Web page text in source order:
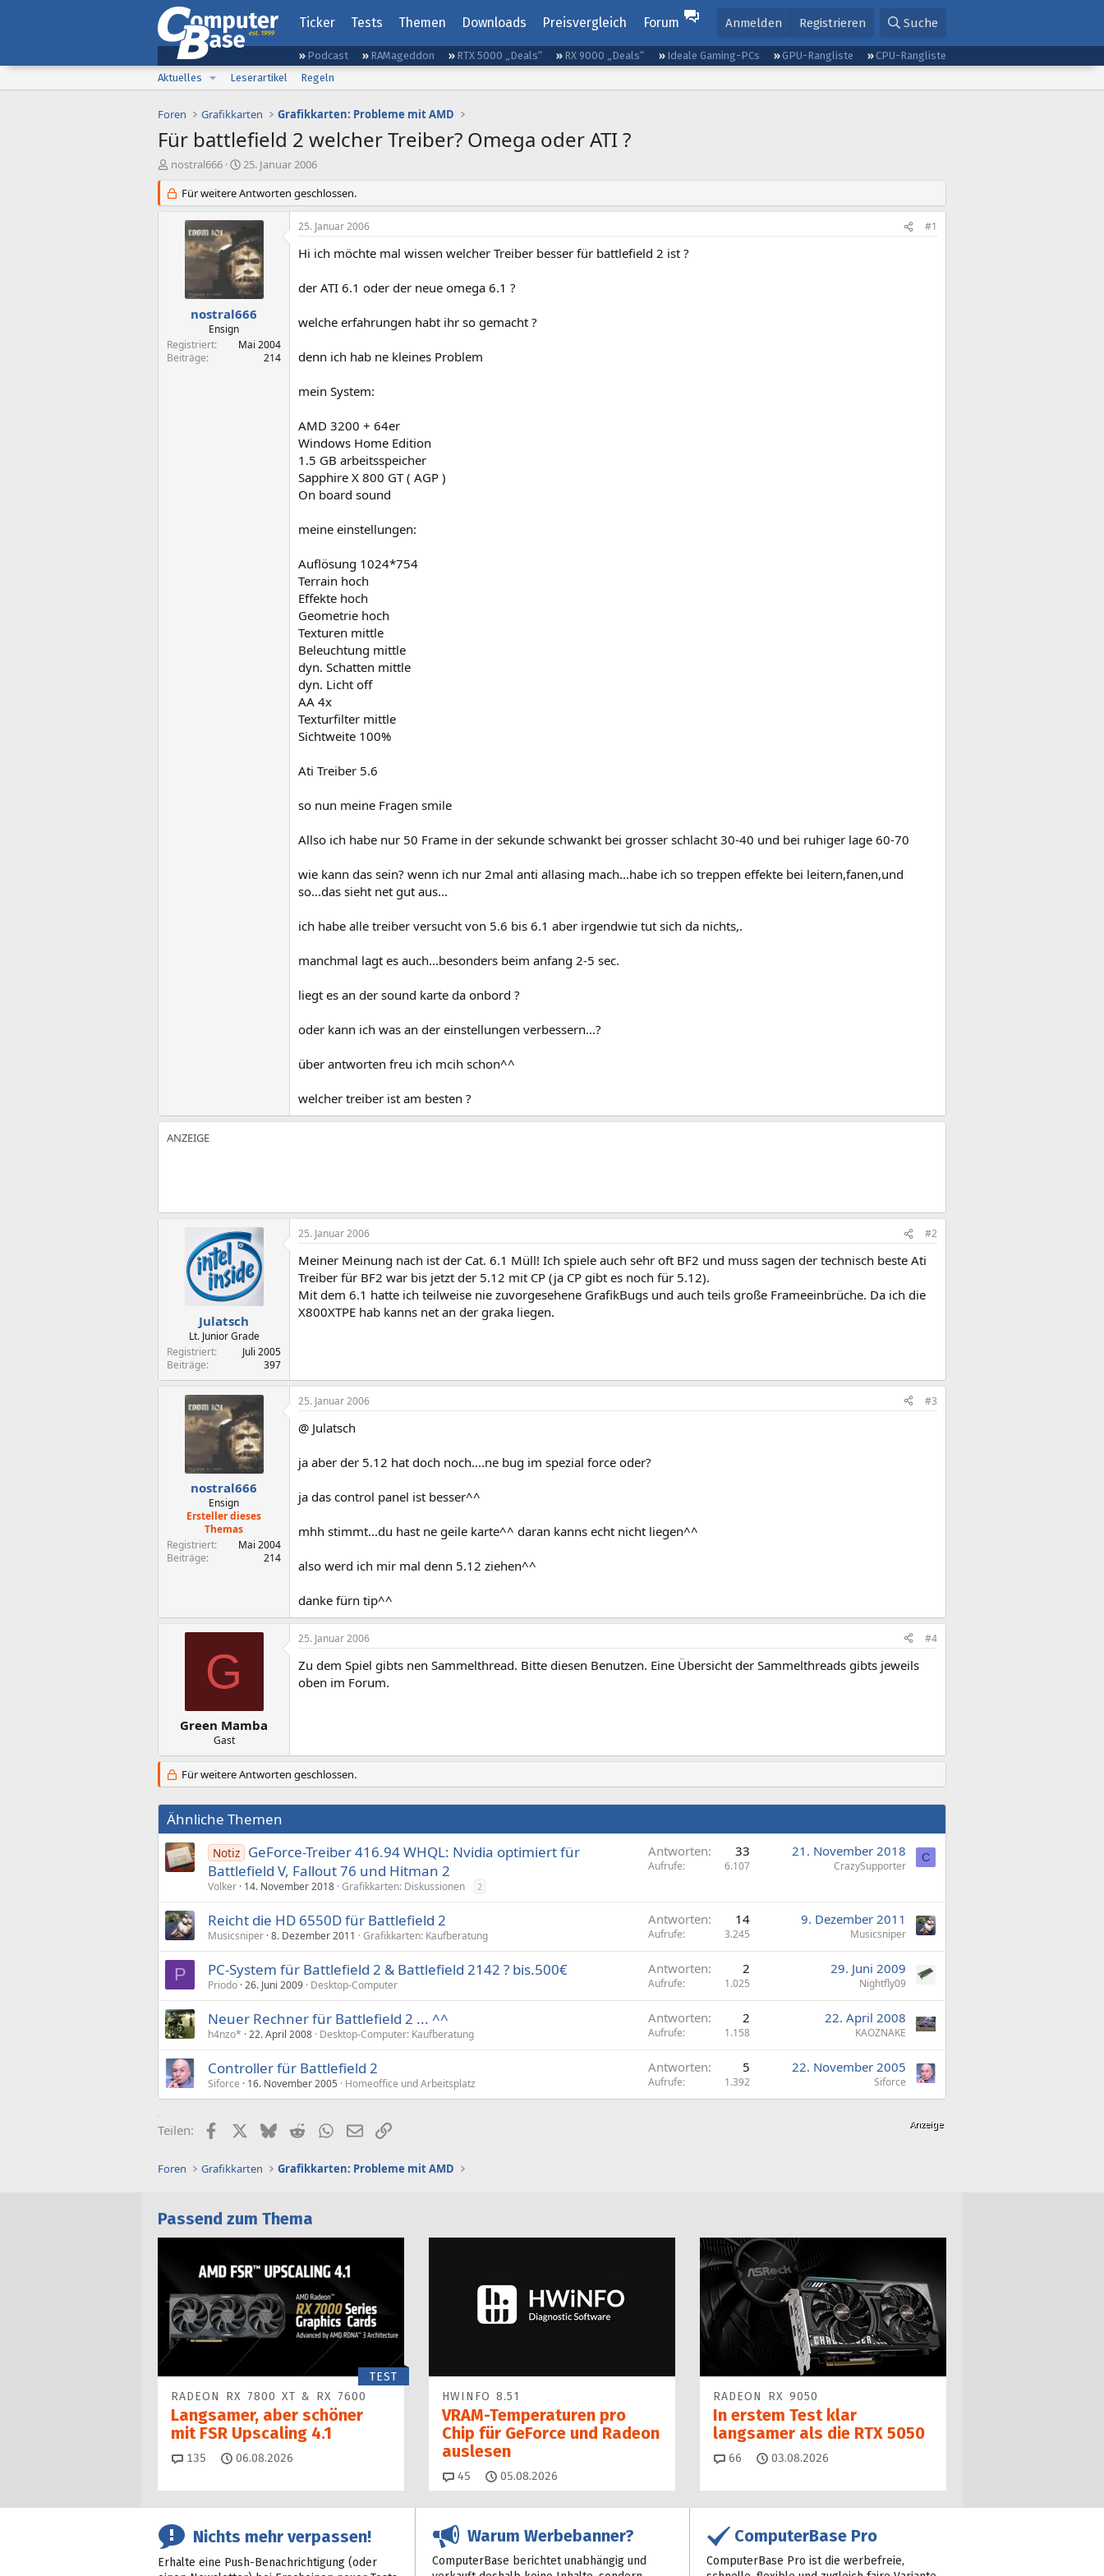
Ticker Tests Themen Downloads Preisvergleich Forum Anmelden Registrieren Suche
Podcast RAMageddon RTX 5000 „Deals“ RX 9000 „Deals“ Ideale Gaming-PCs GPU-Rangliste
CPU-Rangliste
Aktuelles
Leserartikel Regeln
Foren Grafikkarten Grafikkarten: Probleme mit AMD
Für battlefield 2 welcher Treiber? Omega oder ATI ?
E
s
t
nostral666
E
s
t
e
l
l
t
a
m
25. Januar 2006
Für weitere Antworten geschlossen.
nostral666
Ensign
Registriert
Mai 2004
Beiträge
214
25. Januar 2006 #1
Hi ich möchte mal wissen welcher Treiber besser für battlefield 2 ist ?
der ATI 6.1 oder der neue omega 6.1 ?
welche erfahrungen habt ihr so gemacht ?
denn ich hab ne kleines Problem
mein System:
AMD 3200 + 64er
Windows Home Edition
1.5 GB arbeitsspeicher
Sapphire X 800 GT ( AGP )
On board sound
meine einstellungen:
Auflösung 1024*754
Terrain hoch
Effekte hoch
Geometrie hoch
Texturen mittle
Beleuchtung mittle
dyn. Schatten mittle
dyn. Licht off
AA 4x
Texturfilter mittle
Sichtweite 100%
Ati Treiber 5.6
so nun meine Fragen smile
Allso ich habe nur 50 Frame in der sekunde schwankt bei grosser schlacht 30-40 und bei ruhiger lage 60-70
wie kann das sein? wenn ich nur 2mal anti allasing mach...habe ich so treppen effekte bei leitern,fanen,und
so...das sieht net gut aus...
ich habe alle treiber versucht von 5.6 bis 6.1 aber irgendwie tut sich da nichts,.
manchmal lagt es auch...besonders beim anfang 2-5 sec.
liegt es an der sound karte da onbord ?
oder kann ich was an der einstellungen verbessern...?
über antworten freu ich mcih schon^^
welcher treiber ist am besten ?
Julatsch
Lt. Junior Grade
Registriert
Juli 2005
Beiträge
397
25. Januar 2006 #2
Meiner Meinung nach ist der Cat. 6.1 Müll! Ich spiele auch sehr oft BF2 und muss sagen der technisch beste Ati
Treiber für BF2 war bis jetzt der 5.12 mit CP (ja CP gibt es noch für 5.12).
Mit dem 6.1 hatte ich teilweise nie zuvorgesehene GrafikBugs und auch teils große Frameeinbrüche. Da ich die
X800XTPE hab kanns net an der graka liegen.
nostral666
Ensign
Ersteller dieses
Themas
Registriert
Mai 2004
Beiträge
214
25. Januar 2006 #3
@ Julatsch
ja aber der 5.12 hat doch noch....ne bug im spezial force oder?
ja das control panel ist besser^^
mhh stimmt...du hast ne geile karte^^ daran kanns echt nicht liegen^^
also werd ich mir mal denn 5.12 ziehen^^
danke fürn tip^^
G
Green Mamba
Gast
25. Januar 2006 #4
Zu dem Spiel gibts nen Sammelthread. Bitte diesen Benutzen. Eine Übersicht der Sammelthreads gibts jeweils
oben im Forum.
Für weitere Antworten geschlossen.
Ähnliche Themen
Notiz GeForce-Treiber 416.94 WHQL: Nvidia optimiert für
Battlefield V, Fallout 76 und Hitman 2
Volker 14. November 2018 Grafikkarten: Diskussionen 2
Antworten 33
Aufrufe 6.107
21. November 2018
CrazySupporter
C
Reicht die HD 6550D für Battlefield 2
Musicsniper 8. Dezember 2011 Grafikkarten: Kaufberatung
Antworten 14
Aufrufe 3.245
9. Dezember 2011
Musicsniper
P PC-System für Battlefield 2 & Battlefield 2142 ? bis.500€
Priodo 26. Juni 2009 Desktop-Computer
Antworten 2
Aufrufe 1.025
29. Juni 2009
Nightfly09
Neuer Rechner für Battlefield 2 ... ^^
h4nzo* 22. April 2008 Desktop-Computer: Kaufberatung
Antworten 2
Aufrufe 1.158
22. April 2008
KAOZNAKE
Controller für Battlefield 2
Siforce 16. November 2005 Homeoffice und Arbeitsplatz
Antworten 5
Aufrufe 1.392
22. November 2005
Siforce
Teilen: FacebookX (Twitter)
BlueskyRedditWhatsApp
E-MailLink
Foren Grafikkarten Grafikkarten: Probleme mit AMD
Passend zum Thema
TEST
RADEON RX 7800 XT & RX 7600
Langsamer, aber schöner
mit FSR Upscaling 4.1
135 Kommentare
06.08.2026
HWINFO 8.51
VRAM-Temperaturen pro
Chip für GeForce und Radeon
auslesen
45 Kommentare
05.08.2026
RADEON RX 9050
In erstem Test klar
langsamer als die RTX 5050
66 Kommentare
03.08.2026
Nichts mehr verpassen!
Erhalte eine Push-Benachrichtigung (oder
Warum Werbebanner?
ComputerBase berichtet unabhängig und
ComputerBase Pro
ComputerBase Pro ist die werbefreie,